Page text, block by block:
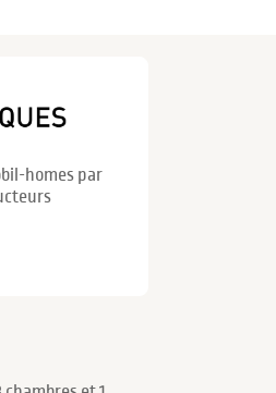
homes par